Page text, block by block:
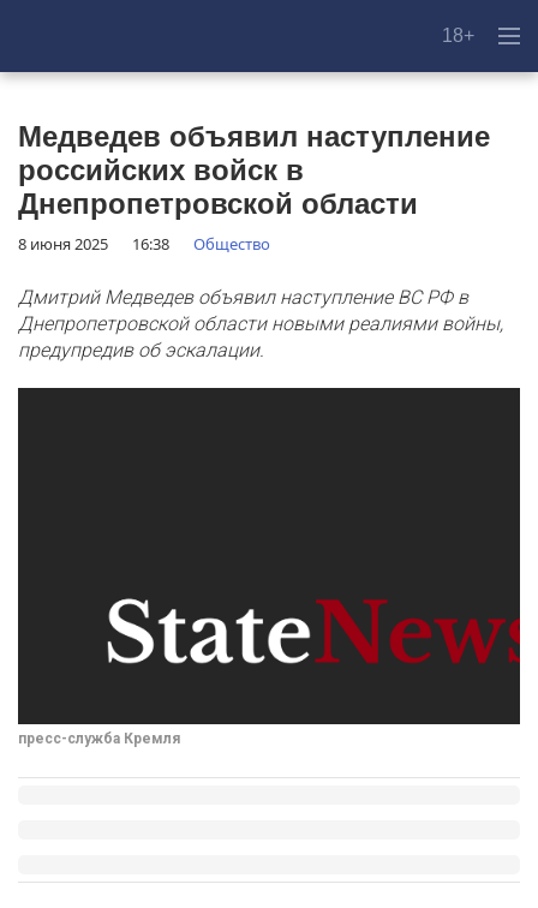
18+
Медведев объявил наступление
российских войск в
Днепропетровской области
8 июня 2025 16:38 Общество
Дмитрий Медведев объявил наступление ВС РФ в
Днепропетровской области новыми реалиями войны,
предупредив об эскалации.
пресс-служба Кремля